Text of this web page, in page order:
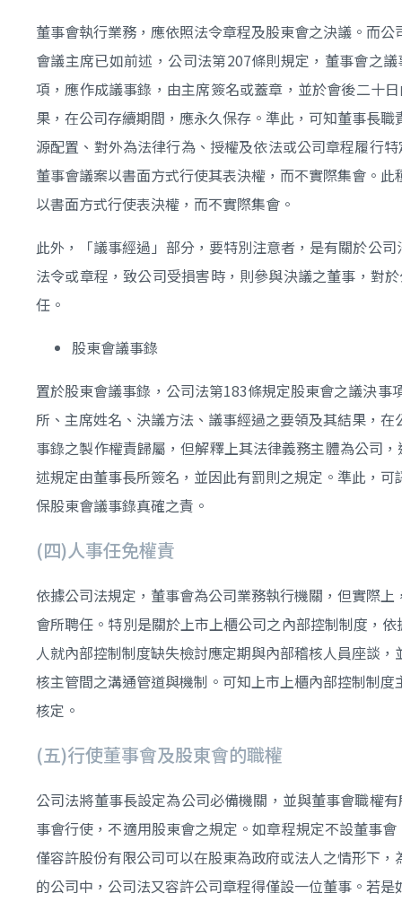
董事會執行業務，應依照法令章程及股東會之決議。而
會議主席已如前述，公司法第207條則規定，董事會之
項，應作成議事錄，由主席簽名或蓋章，並於會後二十
果，在公司存續期間，應永久保存。準此，可知董事長
源配置、對外為法律行為、授權及依法或公司章程履行
董事會議案以書面方式行使其表決權，而不實際集會。
以書面方式行使表決權，而不實際集會。
此外，「議事經過」部分，要特別注意者，是有關於公
法令或章程，致公司受損害時，則參與決議之董事，對
任。
股東會議事錄
置於股東會議事錄，公司法第183條規定股東會之議決
所、主席姓名、決議方法、議事經過之要領及其結果，
事錄之製作權責歸屬，但解釋上其法律義務主體為公司
述規定由董事長所簽名，並因此有罰則之規定。準此，
保股東會議事錄真確之責。
(四)人事任免權責
依據公司法規定，董事會為公司業務執行機關，但實際
會所聘任。特別是關於上市上櫃公司之內部控制制度，
人就內部控制制度缺失檢討應定期與內部稽核人員座談
核主管間之溝通管道與機制。可知上市上櫃內部控制制
核定。
(五)行使董事會及股東會的職權
公司法將董事長設定為公司必備機關，並與董事會職權
事會行使，不適用股東會之規定。如章程規定不設董事
僅容許股份有限公司可以在股東為政府或法人之情形下
的公司中，公司法又容許公司章程得僅設一位董事。若